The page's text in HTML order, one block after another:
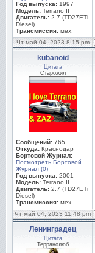
Год выпуска: 1997
Модель: Terrano II
Двигатель: 2.7 (TD27ETi
Diesel)
Трансмиссия: мех.
Чт май 04, 2023 8:15 pm
kubanoid
Цитата
Старожил
Сообщений: 765
Откуда: Краснодар
Бортовой Журнал:
Посмотреть Бортовой
Журнал (0)
Год выпуска: 2001
Модель: Terrano II
Двигатель: 2.7 (TD27ETi
Diesel)
Трансмиссия: мех.
Чт май 04, 2023 11:48 pm
Ленинградец
Цитата
Терранолюб